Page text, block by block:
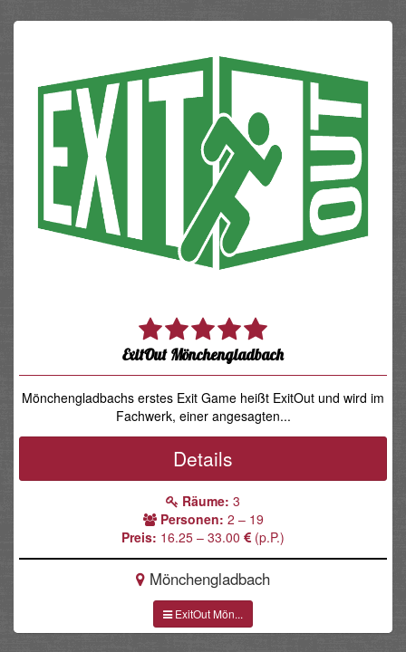
ExitOut Mönchengladbach
Mönchengladbachs erstes Exit Game heißt ExitOut und wird im
Fachwerk, einer angesagten...
Details
Räume: 3
Personen: 2 – 19
Preis: 16.25 – 33.00 (p.P.)
Mönchengladbach
ExitOut Mön...